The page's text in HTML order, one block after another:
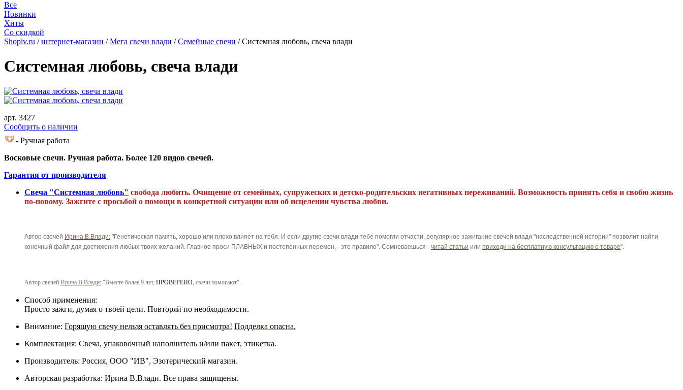
Все
Новинки
Хиты
Со скидкой
Shopiv.ru /интернет-магазин /Мега свечи влади /Семейные свечи /Системная любовь, свеча влади
Системная любовь, свеча влади
арт. 3427
Cообщить о наличии
- Ручная работа
Восковые свечи. Ручная работа. Более 120 видов свечей.
Гарантия от производителя
Свеча "Системная любовь" свобода любить. Очищение от семейных, супружеских и детско-родительских негативных переживаний. Возможность принять себя и свобю жизнь
по-новому. Зажгите с просьбой о помощи в конкретной ситуации или об исцелении чувства любви.
Автор свечей Ирина В.Влади: "Генетическая память, хорошо или плохо влияет на тебя. И если другие свечи влади тебе помогли отчасти, регулярное зажигание свечей влади "наследственной истории" позволит найти
конечный файл для достижения любых твоих желаний. Главное проси ПЛАВНЫХ и постепенных перемен, - это правило". Сомневаешься - читай статьи или приходи на бесплатную консультацию о товаре".
Автор свечей Ирина В.Влади: "Вместе более 9 лет, ПРОВЕРЕНО, свечи помогают".
Способ применения:
Просто зажги, думая о твоей цели. Повторяй по необходимости.
Внимание: Горящую свечу нельзя оставлять без присмотра! Подделка опасна.
Комплектация: Свеча, упаковочный наполнитель и/или пакет, этикетка.
Производитель: Россия, ООО "ИВ", Эзотерический магазин.
Авторская разработка: Ирина В.Влади. Все права защищены.